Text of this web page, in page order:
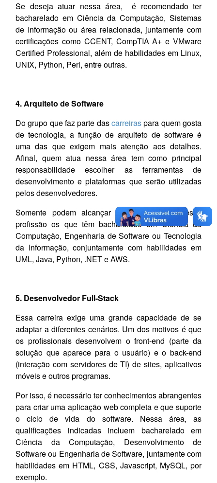
Se deseja atuar nessa área, é recomendado ter
bacharelado em Ciência da Computação, Sistemas
de Informação ou área relacionada, juntamente com
certificações como CCENT, CompTIA A+ e VMware
Certified Professional, além de habilidades em Linux,
UNIX, Python, Perl, entre outras.
4. Arquiteto de Software
Do grupo que faz parte dascarreiraspara quem gosta
de tecnologia, a função de arquiteto de software é
uma das que exigem mais atenção aos detalhes.
Afinal, quem atua nessa área tem como principal
responsabilidade escolher as ferramentas de
desenvolvimento e plataformas que serão utilizadas
pelos desenvolvedores.
Somente podem alcançar bons resultados nessa
profissão os que têm bacharelado em Ciência da
Computação, Engenharia de Software ou Tecnologia
da Informação, conjuntamente com habilidades em
UML, Java, Python, .NET e AWS.
5. Desenvolvedor Full-Stack
Essa carreira exige uma grande capacidade de se
adaptar a diferentes cenários. Um dos motivos é que
os profissionais desenvolvem o front-end (parte da
solução que aparece para o usuário) e o back-end
(interação com servidores de TI) de sites, aplicativos
móveis e outros programas.
Por isso, é necessário ter conhecimentos abrangentes
para criar uma aplicação web completa e que suporte
o ciclo de vida do software. Nessa área, as
qualificações indicadas incluem bacharelado em
Ciência da Computação, Desenvolvimento de
Software ou Engenharia de Software, juntamente com
habilidades em HTML, CSS, Javascript, MySQL, por
exemplo.